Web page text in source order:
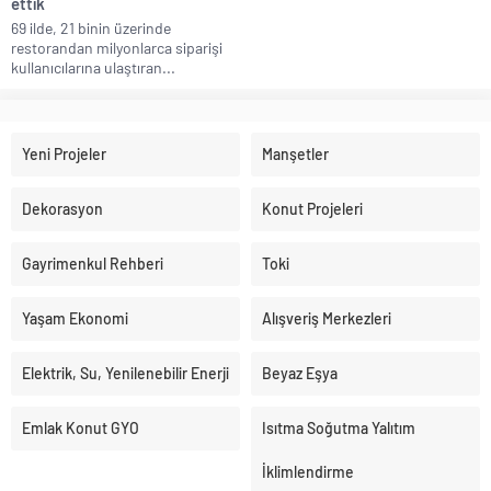
69 ilde, 21 binin üzerinde
restorandan milyonlarca siparişi
kullanıcılarına ulaştıran...
Yeni Projeler Manşetler
Dekorasyon Konut Projeleri
Gayrimenkul Rehberi Toki
Yaşam Ekonomi Alışveriş Merkezleri
Elektrik, Su, Yenilenebilir Enerji Beyaz Eşya
Emlak Konut GYO Isıtma Soğutma Yalıtım
İklimlendirme